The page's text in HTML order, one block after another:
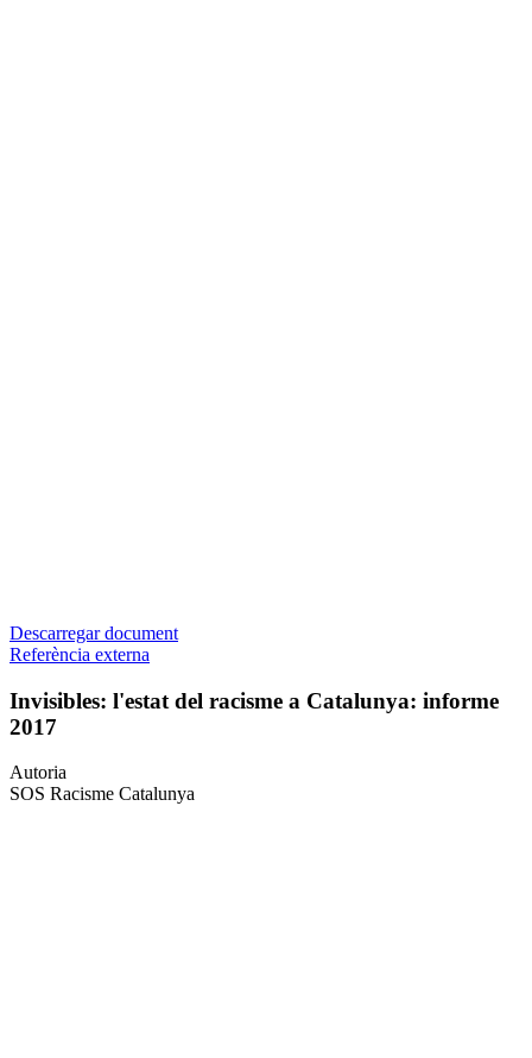
Descarregar document
Referència externa
Invisibles: l'estat del racisme a Catalunya: informe
2017
Autoria
SOS Racisme Catalunya